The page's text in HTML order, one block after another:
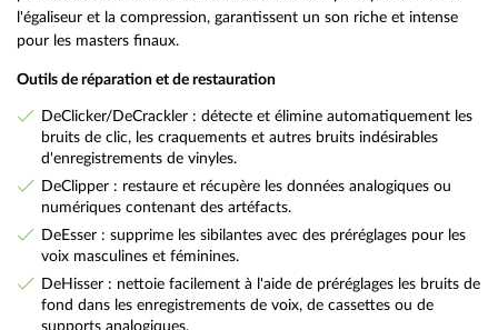
l'égaliseur et la compression, garantissent un son riche et intense
pour les masters finaux.
Outils de réparation et de restauration
DeClicker/DeCrackler : détecte et élimine automatiquement les
bruits de clic, les craquements et autres bruits indésirables
d'enregistrements de vinyles.
DeClipper : restaure et récupère les données analogiques ou
numériques contenant des artéfacts.
DeEsser : supprime les sibilantes avec des préréglages pour les
voix masculines et féminines.
DeHisser : nettoie facilement à l'aide de préréglages les bruits de
fond dans les enregistrements de voix, de cassettes ou de
supports analogiques.